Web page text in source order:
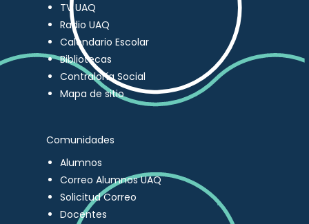
TV UAQ
Radio UAQ
Calendario Escolar
Bibliotecas
Contraloría Social
Mapa de sitio
Comunidades
Alumnos
Correo Alumnos UAQ
Solicitud Correo
Docentes